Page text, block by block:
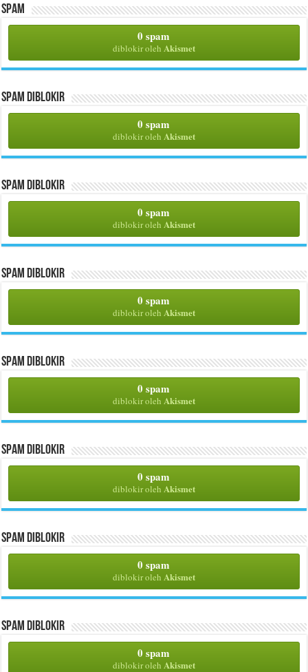
Spam
0 spam
diblokir oleh Akismet
Spam Diblokir
0 spam
diblokir oleh Akismet
Spam Diblokir
0 spam
diblokir oleh Akismet
Spam Diblokir
0 spam
diblokir oleh Akismet
Spam Diblokir
0 spam
diblokir oleh Akismet
Spam Diblokir
0 spam
diblokir oleh Akismet
Spam Diblokir
0 spam
diblokir oleh Akismet
Spam Diblokir
0 spam
diblokir oleh Akismet